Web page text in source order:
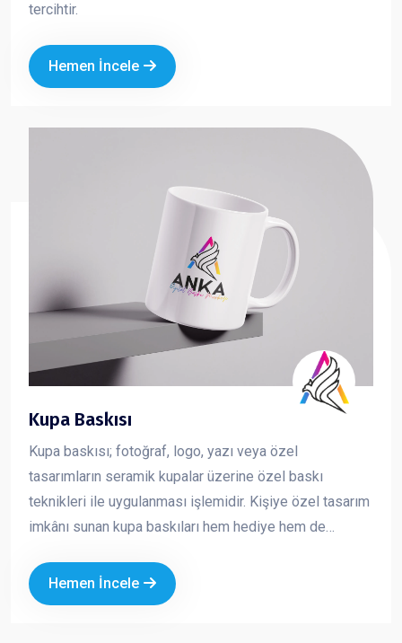
tercihtir.
Hemen İncele
Kupa Baskısı
Kupa baskısı; fotoğraf, logo, yazı veya özel
tasarımların seramik kupalar üzerine özel baskı
teknikleri ile uygulanması işlemidir. Kişiye özel tasarım
imkânı sunan kupa baskıları hem hediye hem de
biridirHemen İncele